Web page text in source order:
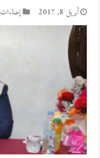
أبريل 8, 2017 إضاءات